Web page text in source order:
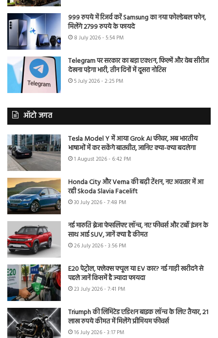
999 रुपये में रिजर्व करें Samsung का नया फोल्डेबल फोन,
मिलेंगे 2799 रुपये के फायदे
8 July 2026 - 5:54 PM
Telegram पर सरकार का बड़ा एक्शन, फिल्में और वेब सीरीज
देखना पड़ेगा भारी, तीन दिनों में दूसरा नोटिस
5 July 2026 - 2:25 PM
ऑटो जगत
Tesla Model Y में आया Grok AI फीचर, अब भारतीय
भाषाओं में कर सकेंगे बातचीत, जानिए क्या-क्या बदलेगा
1 August 2026 - 6:42 PM
Honda City और Verna की बढ़ी टेंशन, नए अवतार में आ
रही Skoda Slavia Facelift
30 July 2026 - 7:48 PM
नई मारुति ब्रेजा फेसलिफ्ट लॉन्च, नए फीचर्स और टर्बो इंजन के
साथ आई SUV, जानें क्या है कीमत
26 July 2026 - 3:56 PM
E20 पेट्रोल, फ्लेक्स फ्यूल या EV कार? नई गाड़ी खरीदने से
पहले जानें किसमें है ज्यादा फायदा
23 July 2026 - 7:41 PM
Triumph की लिमिटेड एडिशन बाइक लॉन्च के लिए तैयार, 21
लाख रुपये कीमत में मिलेंगे प्रीमियम फीचर्स
16 July 2026 - 3:17 PM